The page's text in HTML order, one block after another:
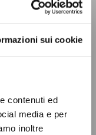
sui cookie
contenuti ed
media e per
inoltre
la
infettate, ma
Queste